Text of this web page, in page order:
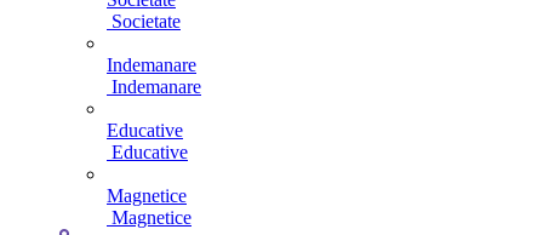
Societate
Indemanare
Indemanare
Educative
Educative
Magnetice
Magnetice